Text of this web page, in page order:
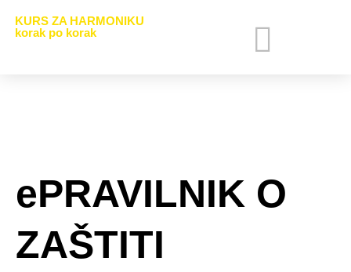
KURS ZA HARMONIKU
korak po korak
ePRAVILNIK O
ZAŠTITI